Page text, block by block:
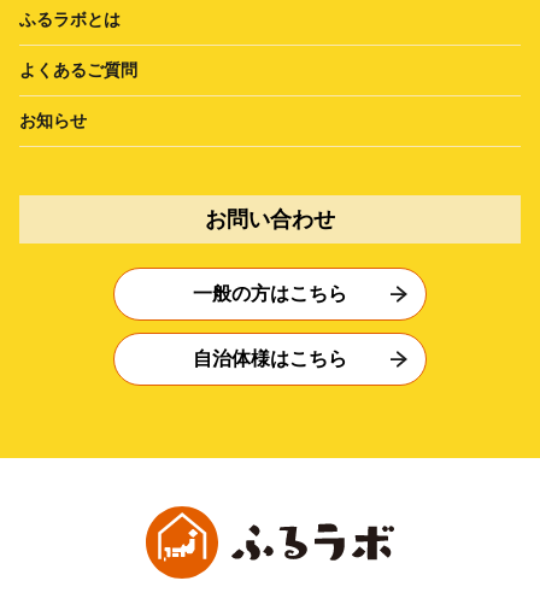
ふるラボとは
よくあるご質問
お知らせ
お問い合わせ
一般の方はこちら
自治体様はこちら